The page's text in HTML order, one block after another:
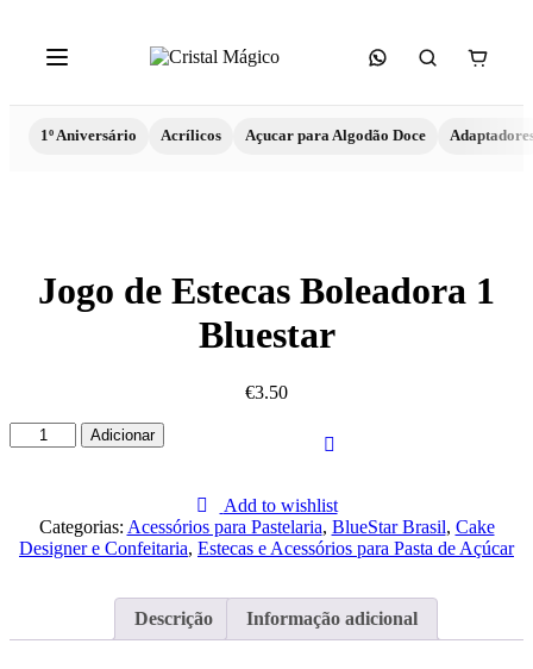
1º Aniversário Acrílicos Açucar para Algodão Doce
Jogo de Estecas Boleadora 1
Bluestar
€3.50
Quantidade
de
Estecas
Boleadora
Adicionar
Add to wishlist
Categorias: Acessórios para Pastelaria, BlueStar Brasil, Cake
Designer e Confeitaria, Estecas e Acessórios para Pasta de Açúcar
Descrição Informação adicional